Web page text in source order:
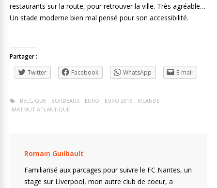
restaurants sur la route, pour retrouver la ville. Très agréable…
Un stade moderne bien mal pensé pour son accessibilité.
Partager :
Twitter
Facebook WhatsApp E-mail
BELGIQUE BORDEAUX EURO EURO 2016
IRLANDE
MATMUT ATLANTIQUE
Romain Guilbault
Familiarisé aux parcages pour suivre le FC Nantes, un
stage sur Liverpool, mon autre club de coeur, a